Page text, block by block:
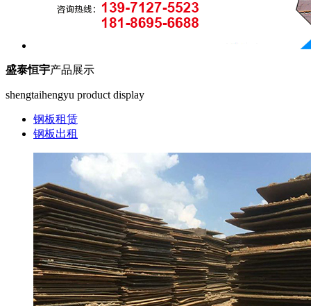
盛泰恒宇产品展示
shengtaihengyu product display
钢板租赁
钢板出租